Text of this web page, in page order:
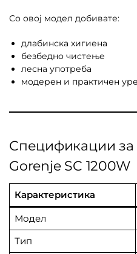
Со овој модел добивате:
длабинска хигиена
безбедно чистење
лесна употреба
модерен и практичен
Спецификации за
Gorenje SC 1200W
Карактеристика
Модел
Тип